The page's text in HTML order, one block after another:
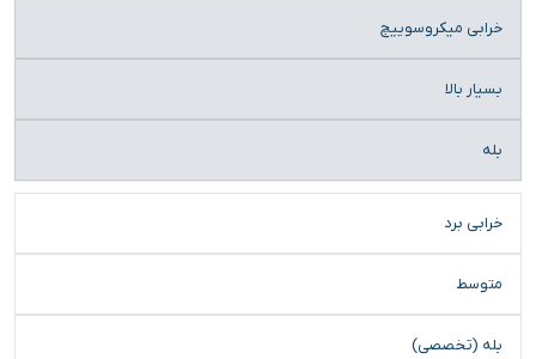
علت
احتمالی
شیوع
تعمیرکار
خرابی میکروسوییچ
بسیار بالا
بله
خرابی برد
متوسط
بله (تخصصی)